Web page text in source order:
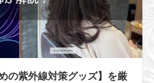
の紫外線対策グッズ】を厳